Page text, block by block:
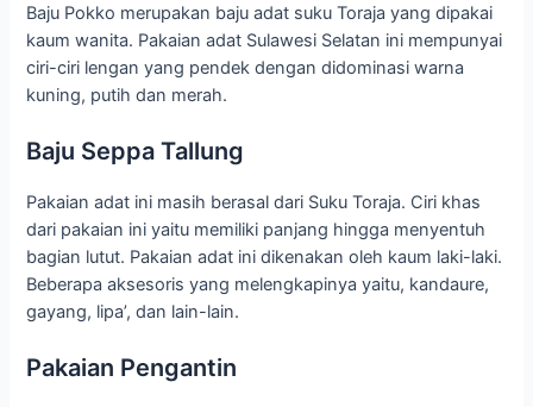
Baju Pokko merupakan baju adat suku Toraja yang dipakai
kaum wanita. Pakaian adat Sulawesi Selatan ini mempunyai
ciri-ciri lengan yang pendek dengan didominasi warna
kuning, putih dan merah.
Baju Seppa Tallung
Pakaian adat ini masih berasal dari Suku Toraja. Ciri khas
dari pakaian ini yaitu memiliki panjang hingga menyentuh
bagian lutut. Pakaian adat ini dikenakan oleh kaum laki-laki.
Beberapa aksesoris yang melengkapinya yaitu, kandaure,
gayang, lipa’, dan lain-lain.
Pakaian Pengantin